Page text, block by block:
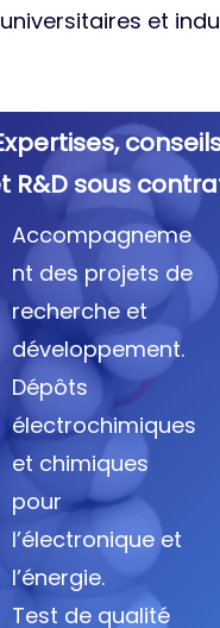
et
R&D sous
Accompagneme
nt des projets de
recherche et
développement.
Dépôts
électrochimiques
et chimiques
pour
l’électronique et
l’énergie.
Test de qualité